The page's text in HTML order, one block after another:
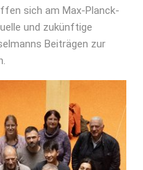
sich am Max-Planck-
und zukünftige
Beiträgen zur